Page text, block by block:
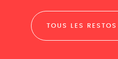
TOUS LES